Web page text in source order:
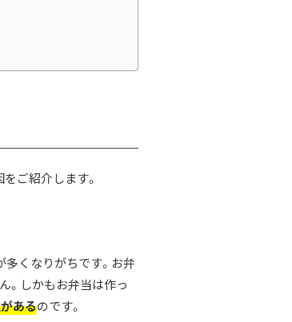
ご紹介します。
くなりがちです。お弁
。しかもお弁当は作っ
あるのです。